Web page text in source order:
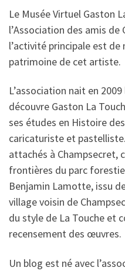
Le Musée Virtuel Gaston
l’Association des amis
l’activité principale est
patrimoine de cet artiste.
L’association nait en
découvre Gaston La
ses études en Histoire
caricaturiste et
attachés à Champsecret,
frontières du parc
Benjamin Lamotte, issu
village voisin de
du style de La Touche et
recensement des œuvres.
Un blog est né avec